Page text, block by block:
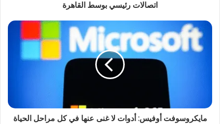
اتصالات رئيسي بوسط القاهرة
مايكروسوفت أوفيس: أدوات لا غنى عنها في كل مراحل الحياة